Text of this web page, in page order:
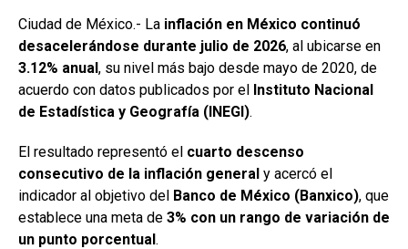
Ciudad de México.- La inflación en México continuó
desacelerándose durante julio de 2026, al ubicarse en
3.12% anual, su nivel más bajo desde mayo de 2020, de
acuerdo con datos publicados por el Instituto Nacional
de Estadística y Geografía (INEGI).
El resultado representó el cuarto descenso
consecutivo de la inflación general y acercó el
indicador al objetivo del Banco de México (Banxico), que
establece una meta de 3% con un rango de variación de
un punto porcentual.